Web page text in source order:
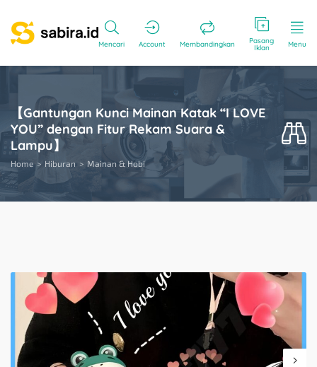
Mencari Account Membandingkan Pasang
Iklan Menu
【Gantungan Kunci Mainan Katak “I LOVE
YOU” dengan Fitur Rekam Suara &
Lampu】
Home Hiburan Mainan & Hobi